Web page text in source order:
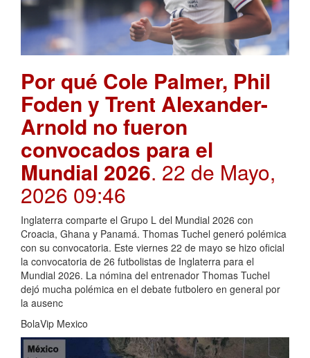
Por qué Cole Palmer, Phil
Foden y Trent Alexander-
Arnold no fueron
convocados para el
Mundial 2026. 22 de Mayo,
2026 09:46
Inglaterra comparte el Grupo L del Mundial 2026 con
Croacia, Ghana y Panamá. Thomas Tuchel generó polémica
con su convocatoria. Este viernes 22 de mayo se hizo oficial
la convocatoria de 26 futbolistas de Inglaterra para el
Mundial 2026. La nómina del entrenador Thomas Tuchel
dejó mucha polémica en el debate futbolero en general por
la ausenc
BolaVip Mexico